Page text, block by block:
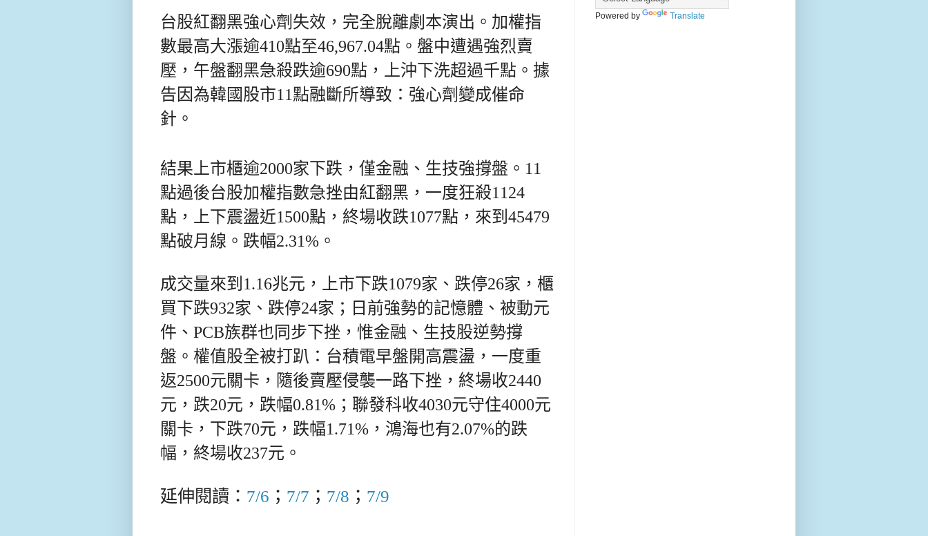
台股紅翻黑強心劑失效，完全脫離劇本演出。加權指
數最高大漲逾410點至46,967.04點。盤中遭遇強烈賣
壓，午盤翻黑急殺跌逾690點，上沖下洗超過千點。 據
告因為韓國股市11點融斷所導致：強心劑變成催命
針。
結果上市櫃逾2000家下跌，僅金融、生技強撐盤。11
點過後台股加權指數急挫由紅翻黑，一度狂殺1124
點，上下震盪近1500點，終場收跌1077點，來到45479
點破月線。跌幅2.31%。
成交量來到1.16兆元，上市下跌1079家、跌停26家，櫃
買下跌932家、跌停24家；日前強勢的記憶體、被動元
件、PCB族群也同步下挫，惟金融、生技股逆勢撐
盤。 權值股全被打趴：台積電早盤開高震盪，一度重
返2500元關卡，隨後賣壓侵襲一路下挫，終場收2440
元，跌20元，跌幅0.81%；聯發科收4030元守住4000元
關卡，下跌70元，跌幅1.71%，鴻海也有2.07%的跌
幅，終場收237元。
延伸閱讀： 7/6 ； 7/7 ； 7/8 ； 7/9
Powered by Translate